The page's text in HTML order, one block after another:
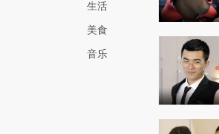
生活
美食
音乐